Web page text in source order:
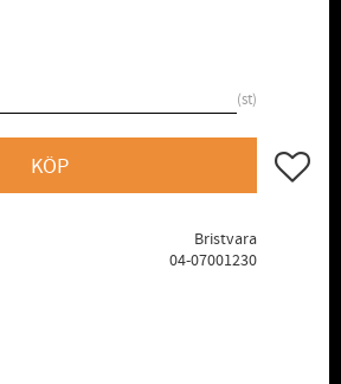
st
KÖP Lägg
Bristvara
04-07001230